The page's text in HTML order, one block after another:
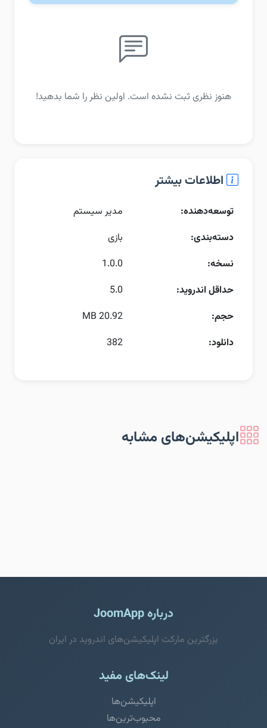
هنوز نظری ثبت نشده است. اولین نظر را شما بدهید!
اطلاعات بیشتر
توسعه‌دهنده:
مدیر سیستم
دسته‌بندی:
بازی
نسخه:
1.0.0
حداقل اندروید:
5.0
حجم:
20.92 MB
دانلود:
382
اپلیکیشن‌های مشابه
درباره JoomApp
بزرگترین مارکت اپلیکیشن‌های اندروید در ایران
لینک‌های مفید
اپلیکیشن‌ها
محبوب‌ترین‌ها